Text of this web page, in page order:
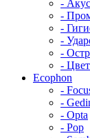
-
-
-
-
-
-
Ecophon
-
-
- Opta
- Pop